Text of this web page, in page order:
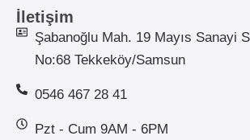
İletişim
Şabanoğlu Mah. 19 Mayıs Sanayi
No:68 Tekkeköy/Samsun
0546 467 28 41
Pzt - Cum 9AM - 6PM